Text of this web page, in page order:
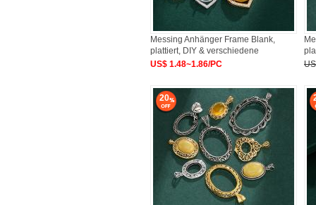
Messing Anhänger Frame Blank,
plattiert, DIY & verschiedene
US$ 1.48~1.86/PC
20